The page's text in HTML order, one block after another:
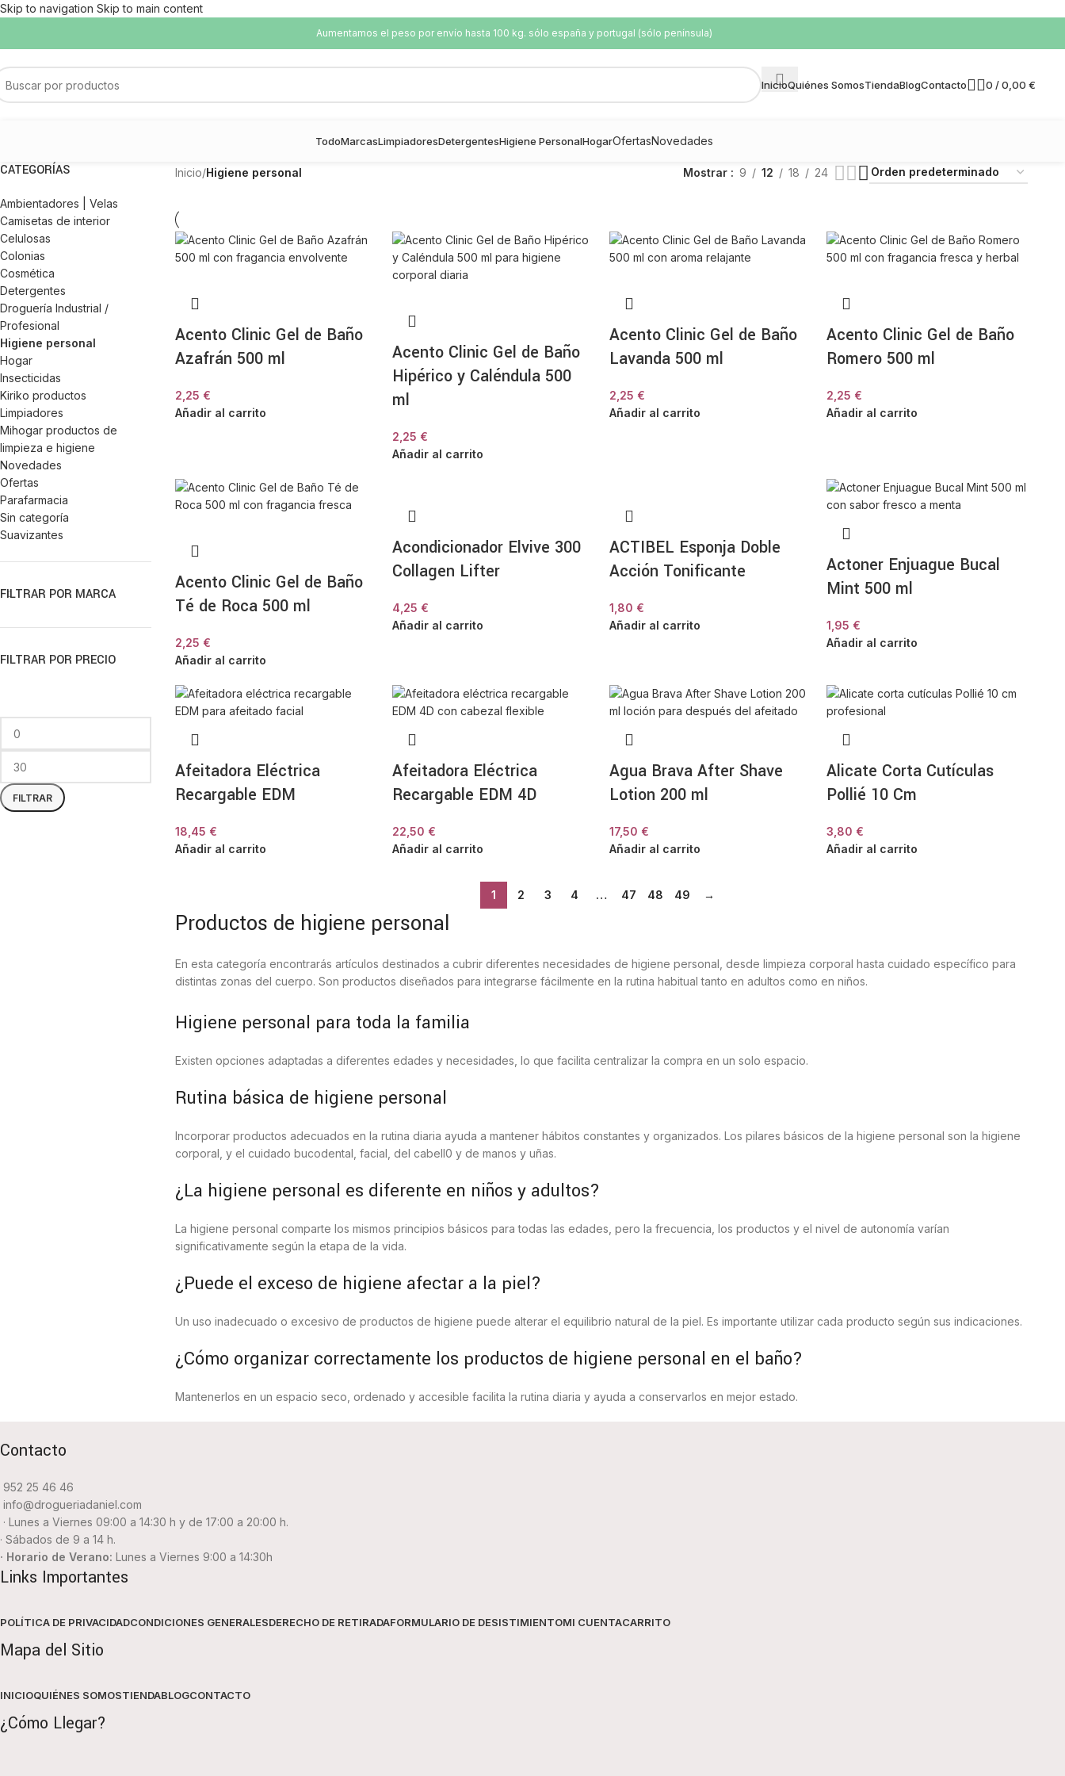
Skip to navigation Skip to main content
Aumentamos el peso por envío hasta 100 kg. sólo españa y portugal (sólo península)
InicioQuiénes SomosTiendaBlogContacto 0 /0,00 €
TodoMarcasLimpiadoresDetergentesHigiene PersonalHogarOfertasNovedades
CATEGORÍAS
Ambientadores | Velas
Camisetas de interior
Celulosas
Colonias
Cosmética
Detergentes
Droguería Industrial /
Profesional
Higiene personal
Hogar
Insecticidas
Kiriko productos
Limpiadores
Mihogar productos de
limpieza e higiene
Novedades
Ofertas
Parafarmacia
Sin categoría
Suavizantes
FILTRAR POR MARCA
FILTRAR POR PRECIO
FILTRAR
Inicio/Higiene personal Mostrar 9 12 18 24
Acento Clinic Gel de Baño
Azafrán 500 ml
2,25 €
Añadir al carrito
Acento Clinic Gel de Baño
Hipérico y Caléndula 500
ml
2,25 €
Añadir al carrito
Acento Clinic Gel de Baño
Lavanda 500 ml
2,25 €
Añadir al carrito
Acento Clinic Gel de Baño
Romero 500 ml
2,25 €
Añadir al carrito
Acento Clinic Gel de Baño
Té de Roca 500 ml
2,25 €
Añadir al carrito
Acondicionador Elvive 300
Collagen Lifter
4,25 €
Añadir al carrito
ACTIBEL Esponja Doble
Acción Tonificante
1,80 €
Añadir al carrito
Actoner Enjuague Bucal
Mint 500 ml
1,95 €
Añadir al carrito
Afeitadora Eléctrica
Recargable EDM
18,45 €
Añadir al carrito
Afeitadora Eléctrica
Recargable EDM 4D
22,50 €
Añadir al carrito
Agua Brava After Shave
Lotion 200 ml
17,50 €
Añadir al carrito
Alicate Corta Cutículas
Pollié 10 Cm
3,80 €
Añadir al carrito
1 2 3 4 … 47 48 49 →
Productos de higiene personal
En esta categoría encontrarás artículos destinados a cubrir diferentes necesidades de higiene personal, desde limpieza corporal hasta cuidado específico para
distintas zonas del cuerpo. Son productos diseñados para integrarse fácilmente en la rutina habitual tanto en adultos como en niños.
Higiene personal para toda la familia
Existen opciones adaptadas a diferentes edades y necesidades, lo que facilita centralizar la compra en un solo espacio.
Rutina básica de higiene personal
Incorporar productos adecuados en la rutina diaria ayuda a mantener hábitos constantes y organizados. Los pilares básicos de la higiene personal son la higiene
corporal, y el cuidado bucodental, facial, del cabell0 y de manos y uñas.
¿La higiene personal es diferente en niños y adultos?
La higiene personal comparte los mismos principios básicos para todas las edades, pero la frecuencia, los productos y el nivel de autonomía varían
significativamente según la etapa de la vida.
¿Puede el exceso de higiene afectar a la piel?
Un uso inadecuado o excesivo de productos de higiene puede alterar el equilibrio natural de la piel. Es importante utilizar cada producto según sus indicaciones.
¿Cómo organizar correctamente los productos de higiene personal en el baño?
Mantenerlos en un espacio seco, ordenado y accesible facilita la rutina diaria y ayuda a conservarlos en mejor estado.
Contacto
952 25 46 46
info@drogueriadaniel.com
· Lunes a Viernes 09:00 a 14:30 h y de 17:00 a 20:00 h.
· Sábados de 9 a 14 h.
· Horario de Verano: Lunes a Viernes 9:00 a 14:30h
Links Importantes
POLÍTICA DE PRIVACIDADCONDICIONES GENERALESDERECHO DE RETIRADAFORMULARIO DE DESISTIMIENTOMI CUENTACARRITO
Mapa del Sitio
INICIOQUIÉNES SOMOSTIENDABLOGCONTACTO
¿Cómo Llegar?